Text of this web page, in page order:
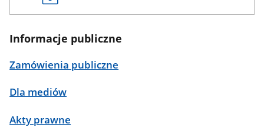
Informacje publiczne
Zamówienia publiczne
Dla mediów
Akty prawne